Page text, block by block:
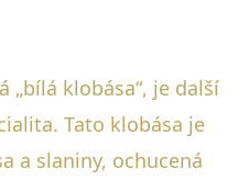
„bílá klobása“, je další
Tato klobása je
a slaniny, ochucená